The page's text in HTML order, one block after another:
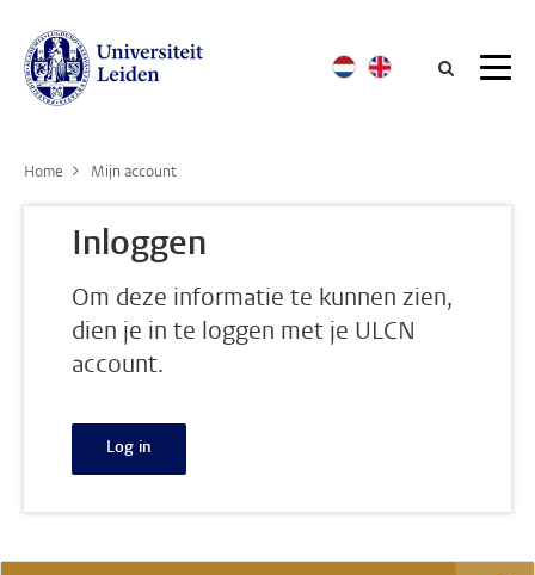
Home Mijn account
Inloggen
Om deze informatie te kunnen zien,
dien je in te loggen met je ULCN
account.
Log in